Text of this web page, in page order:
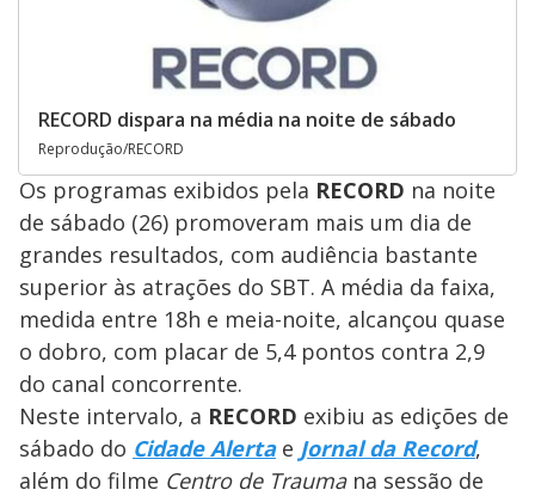
RECORD dispara na média na noite de sábado
Reprodução/RECORD
Os programas exibidos pela RECORD na noite
de sábado (26) promoveram mais um dia de
grandes resultados, com audiência bastante
superior às atrações do SBT. A média da faixa,
medida entre 18h e meia-noite, alcançou quase
o dobro, com placar de 5,4 pontos contra 2,9
do canal concorrente.
Neste intervalo, a RECORD exibiu as edições de
sábado do Cidade Alertae Jornal da Record,
além do filme Centro de Traumana sessão de